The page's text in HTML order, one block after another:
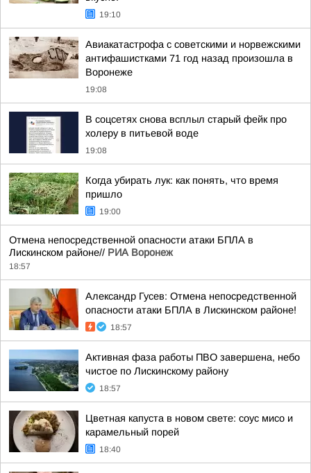
19:10
Авиакатастрофа с советскими и норвежскими
антифашистками 71 год назад произошла в
Воронеже
19:08
В соцсетях снова всплыл старый фейк про
холеру в питьевой воде
19:08
Когда убирать лук: как понять, что время
пришло
19:00
Отмена непосредственной опасности атаки БПЛА в
Лискинском районе// РИА Воронеж
18:57
Александр Гусев: Отмена непосредственной
опасности атаки БПЛА в Лискинском районе!
18:57
Активная фаза работы ПВО завершена, небо
чистое по Лискинскому району
18:57
Цветная капуста в новом свете: соус мисо и
карамельный порей
18:40